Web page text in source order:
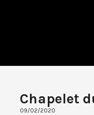
Chapelet
09/02/2020